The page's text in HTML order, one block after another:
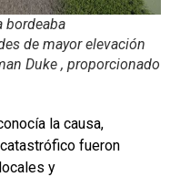
bordeaba
de mayor elevación
Duke , proporcionado
la causa,
fueron
y